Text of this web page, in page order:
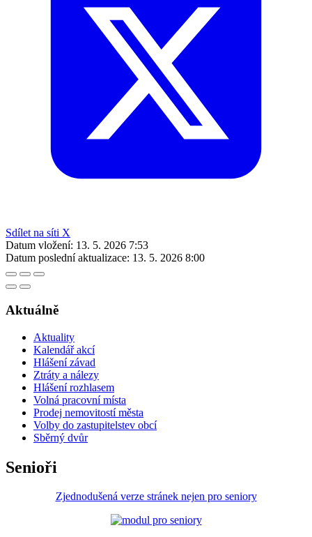
Sdílet na síti X
Datum vložení: 13. 5. 2026 7:53
Datum poslední aktualizace: 13. 5. 2026 8:00
Aktuálně
Aktuality
Kalendář akcí
Hlášení závad
Ztráty a nálezy
Hlášení rozhlasem
Volná pracovní místa
Prodej nemovitostí města
Volby do zastupitelstev obcí
Sběrný dvůr
Senioři
Zjednodušená verze stránek nejen pro seniory